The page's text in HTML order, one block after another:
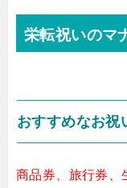
栄転祝いのマ
おすすめなお祝
商品券、旅行券、